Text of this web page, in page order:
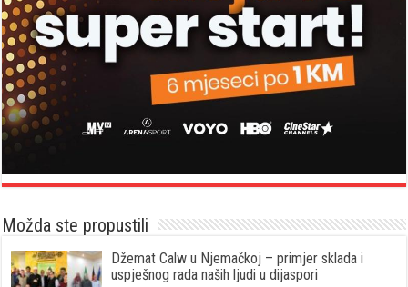
Možda ste propustili
Džemat Calw u Njemačkoj – primjer sklada i
uspješnog rada naših ljudi u dijaspori